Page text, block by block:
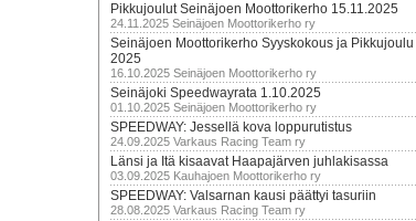
Pikkujoulut Seinäjoen Moottorikerho 15.11.2025
24.11.2025 Seinäjoen Moottorikerho ry
Seinäjoen Moottorikerho Syyskokous ja Pikkujoulu
2025
16.10.2025 Seinäjoen Moottorikerho ry
Seinäjoki Speedwayrata 1.10.2025
01.10.2025 Seinäjoen Moottorikerho ry
SPEEDWAY: Jessellä kova loppurutistus
24.09.2025 Varkaus Racing Team ry
Länsi ja Itä kisaavat Haapajärven juhlakisassa
03.09.2025 Kauhajoen Moottorikerho ry
SPEEDWAY: Valsarnan kausi päättyi tasuriin
28.08.2025 Varkaus Racing Team ry